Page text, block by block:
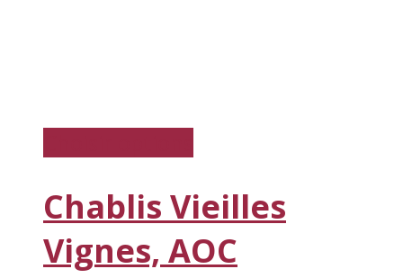
Chablis Vieilles
Vignes, AOC